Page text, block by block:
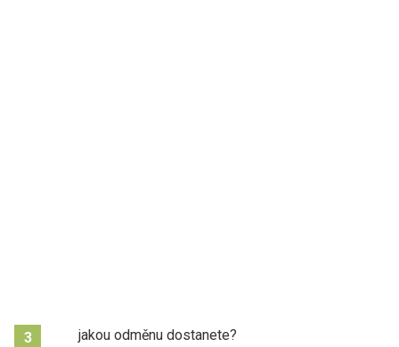
3 jakou odměnu dostanete?